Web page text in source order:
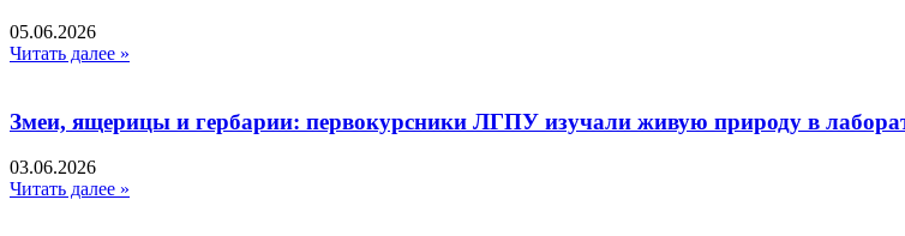
05.06.2026
Читать далее »
Змеи, ящерицы и гербарии: первокурсники ЛГПУ изучали живую природу в
03.06.2026
Читать далее »